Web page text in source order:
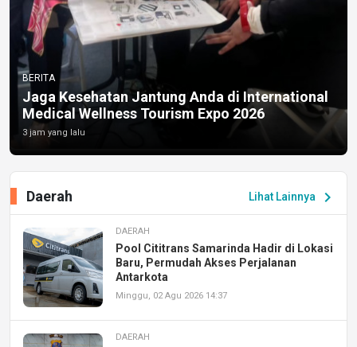
BERITA
Jaga Kesehatan Jantung Anda di International
Medical Wellness Tourism Expo 2026
3 jam yang lalu
Lihat Lainnya chevron_right
Daerah
DAERAH
Pool Cititrans Samarinda Hadir di Lokasi
Baru, Permudah Akses Perjalanan
Antarkota
Minggu, 02 Agu 2026 14:37
DAERAH